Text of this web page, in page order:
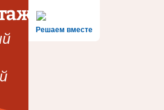
Решаем вместе